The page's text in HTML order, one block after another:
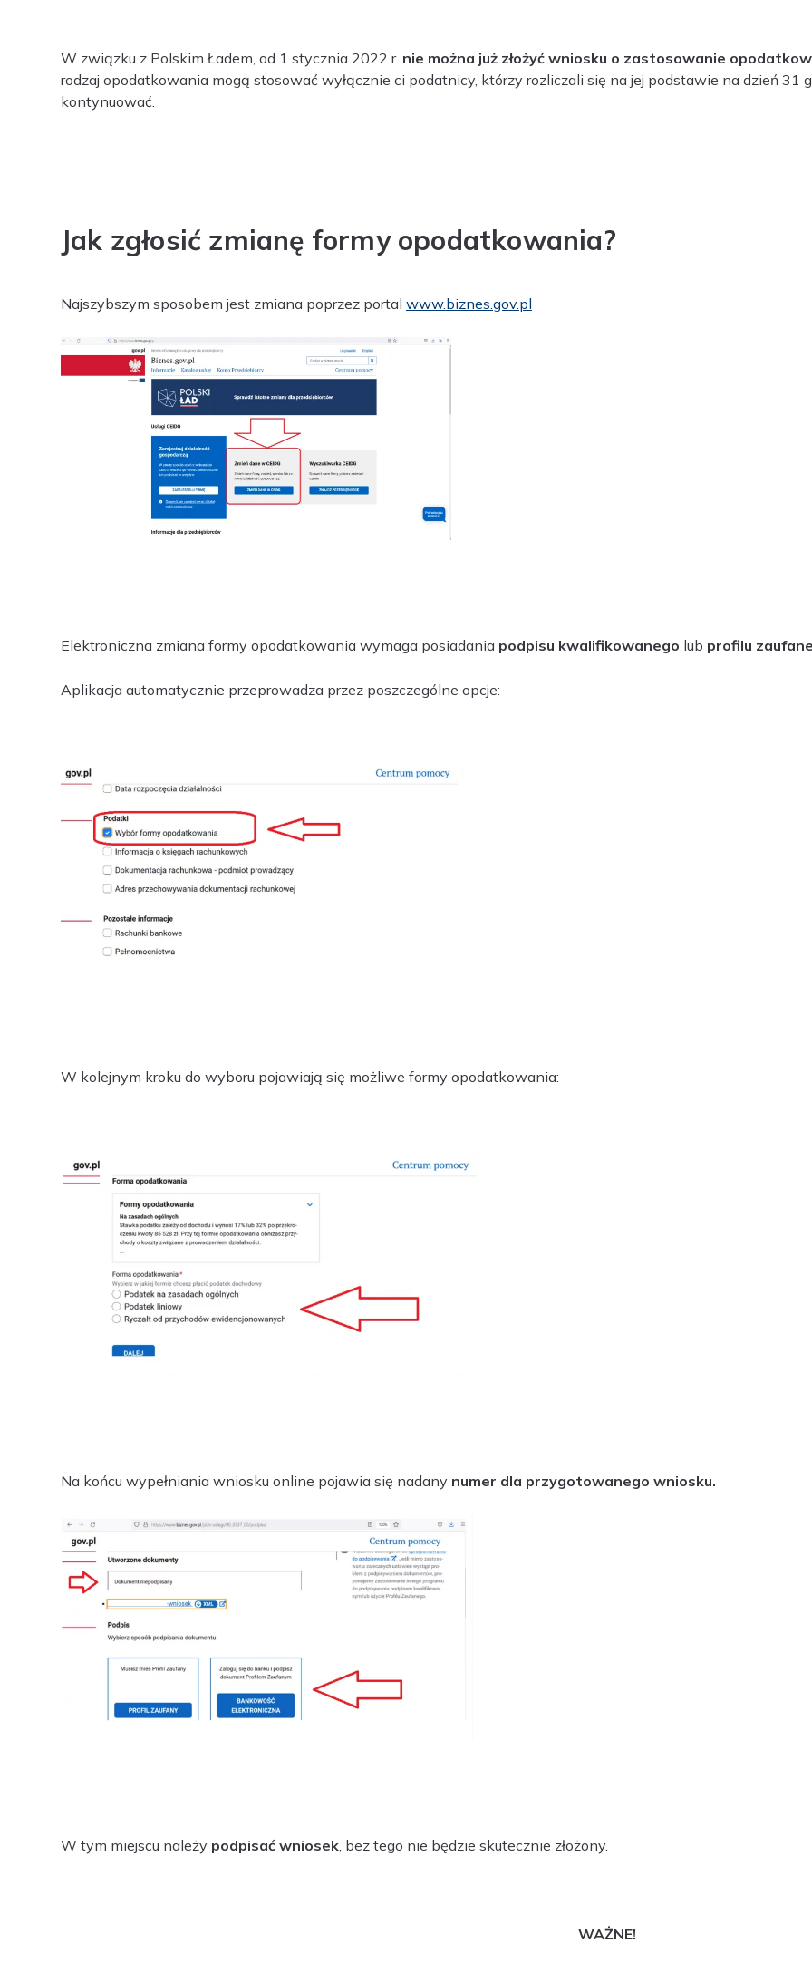
W związku z Polskim Ładem, od 1 stycznia 2022 r. nie można już złożyć wniosku o zastosowanie
rodzaj opodatkowania mogą stosować wyłącznie ci podatnicy, którzy rozliczali się na jej podstawie na dzień 31
kontynuować.
Jak zgłosić zmianę formy opodatkowania?
Najszybszym sposobem jest zmiana poprzez portal www.biznes.gov.pl
Elektroniczna zmiana formy opodatkowania wymaga posiadania podpisu kwalifikowanego lub profilu
Aplikacja automatycznie przeprowadza przez poszczególne opcje:
W kolejnym kroku do wyboru pojawiają się możliwe formy opodatkowania:
Na końcu wypełniania wniosku online pojawia się nadany numer dla przygotowanego wniosku.
W tym miejscu należy podpisać wniosek, bez tego nie będzie skutecznie złożony.
WAŻNE!